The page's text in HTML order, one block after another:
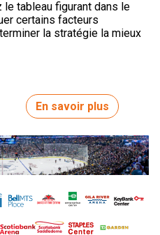
tableau figurant dans le
certains facteurs
la stratégie la mieux
En savoir plus